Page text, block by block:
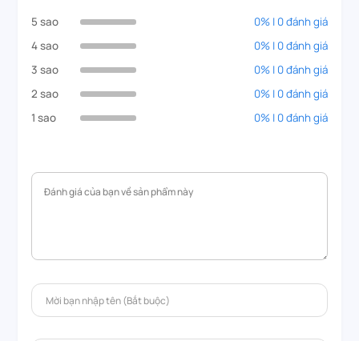
5 sao
0% | 0 đánh giá
4 sao
0% | 0 đánh giá
3 sao
0% | 0 đánh giá
2 sao
0% | 0 đánh giá
1 sao
0% | 0 đánh giá